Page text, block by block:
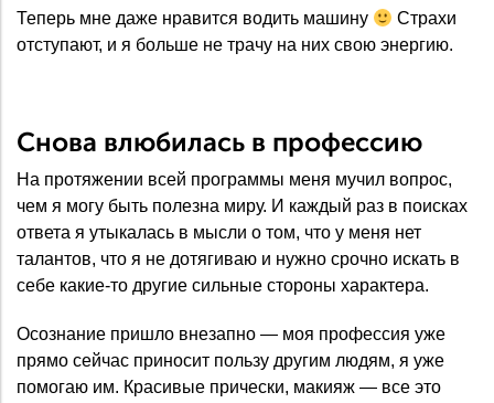
Теперь мне даже нравится водить машину
Страхи
отступают, и я больше не трачу на них свою энергию.
Снова влюбилась в профессию
На протяжении всей программы меня мучил вопрос,
чем я могу быть полезна миру. И каждый раз в поисках
ответа я утыкалась в мысли о том, что у меня нет
талантов, что я не дотягиваю и нужно срочно искать в
себе какие-то другие сильные стороны характера.
Осознание пришло внезапно — моя профессия уже
прямо сейчас приносит пользу другим людям, я уже
помогаю им. Красивые прически, макияж — все это